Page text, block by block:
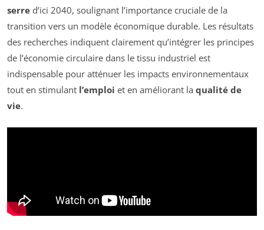
serre d’ici 2040, soulignant l’importance cruciale de la
transition vers un modèle économique durable. Les résultats
des recherches indiquent clairement qu’intégrer les principes
de l’économie circulaire dans le tissu industriel est
indispensable pour atténuer les impacts environnementaux
tout en stimulant l’emploi et en améliorant la qualité de
vie.